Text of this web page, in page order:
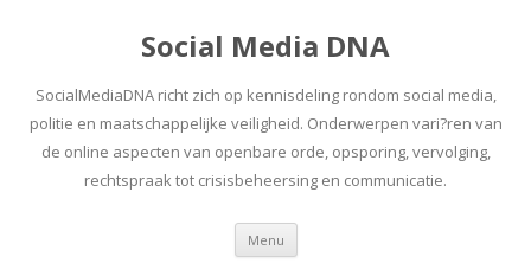
Social Media DNA
SocialMediaDNA richt zich op kennisdeling rondom social media,
politie en maatschappelijke veiligheid. Onderwerpen vari?ren van
de online aspecten van openbare orde, opsporing, vervolging,
rechtspraak tot crisisbeheersing en communicatie.
Menu Spring
inhoud